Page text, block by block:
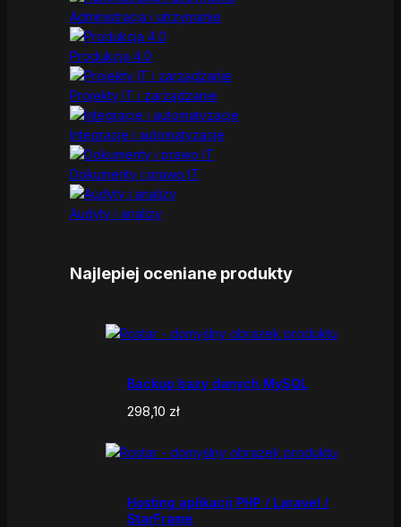
Administracja i utrzymanie
Produkcja 4.0
Projekty IT i zarządzanie
Integracje i automatyzacje
Dokumenty i prawo IT
Audyty i analizy
Najlepiej oceniane produkty
Backup bazy danych MySQL
298,10 zł
Hosting aplikacji PHP / Laravel /
StarFrame